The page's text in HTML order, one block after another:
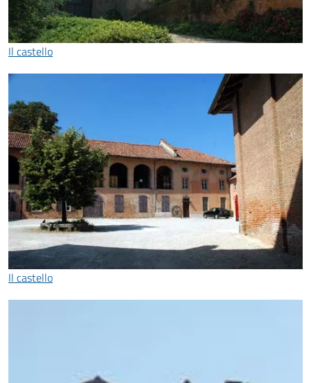
Il castello
Il castello